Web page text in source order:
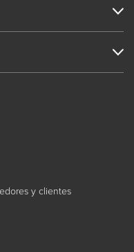
y clientes